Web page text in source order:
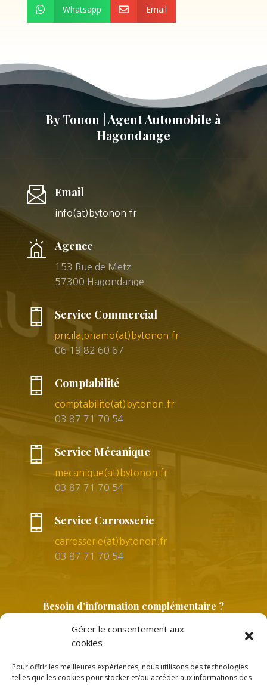
Gérer le consentement aux
cookies
Pour offrir les meilleures expériences, nous utilisons des technologies
telles que les cookies pour stocker et/ou accéder aux informations des
 Whatsapp  Email
By Tonon | Agent Automobile à
Hagondange
Email
info(at)bytonon.fr
Agence
153 Rue de Metz
57300 Hagondange
Service Commercial
pricila.priamo(at)bytonon.fr
06 19 82 60 67
Comptabilité
comptabilite(at)bytonon.fr
03 87 71 70 54
Service Mécanique
mecanique(at)bytonon.fr
03 87 71 70 54
Service Carrosserie
carrosserie(at)bytonon.fr
03 87 71 70 54
Besoin d'information complémentaire ?